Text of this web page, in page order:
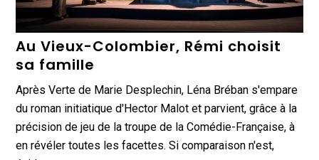
Au Vieux-Colombier, Rémi choisit
sa famille
Après Verte de Marie Desplechin, Léna Bréban s'empare
du roman initiatique d'Hector Malot et parvient, grâce à la
précision de jeu de la troupe de la Comédie-Française, à
en révéler toutes les facettes. Si comparaison n'est,